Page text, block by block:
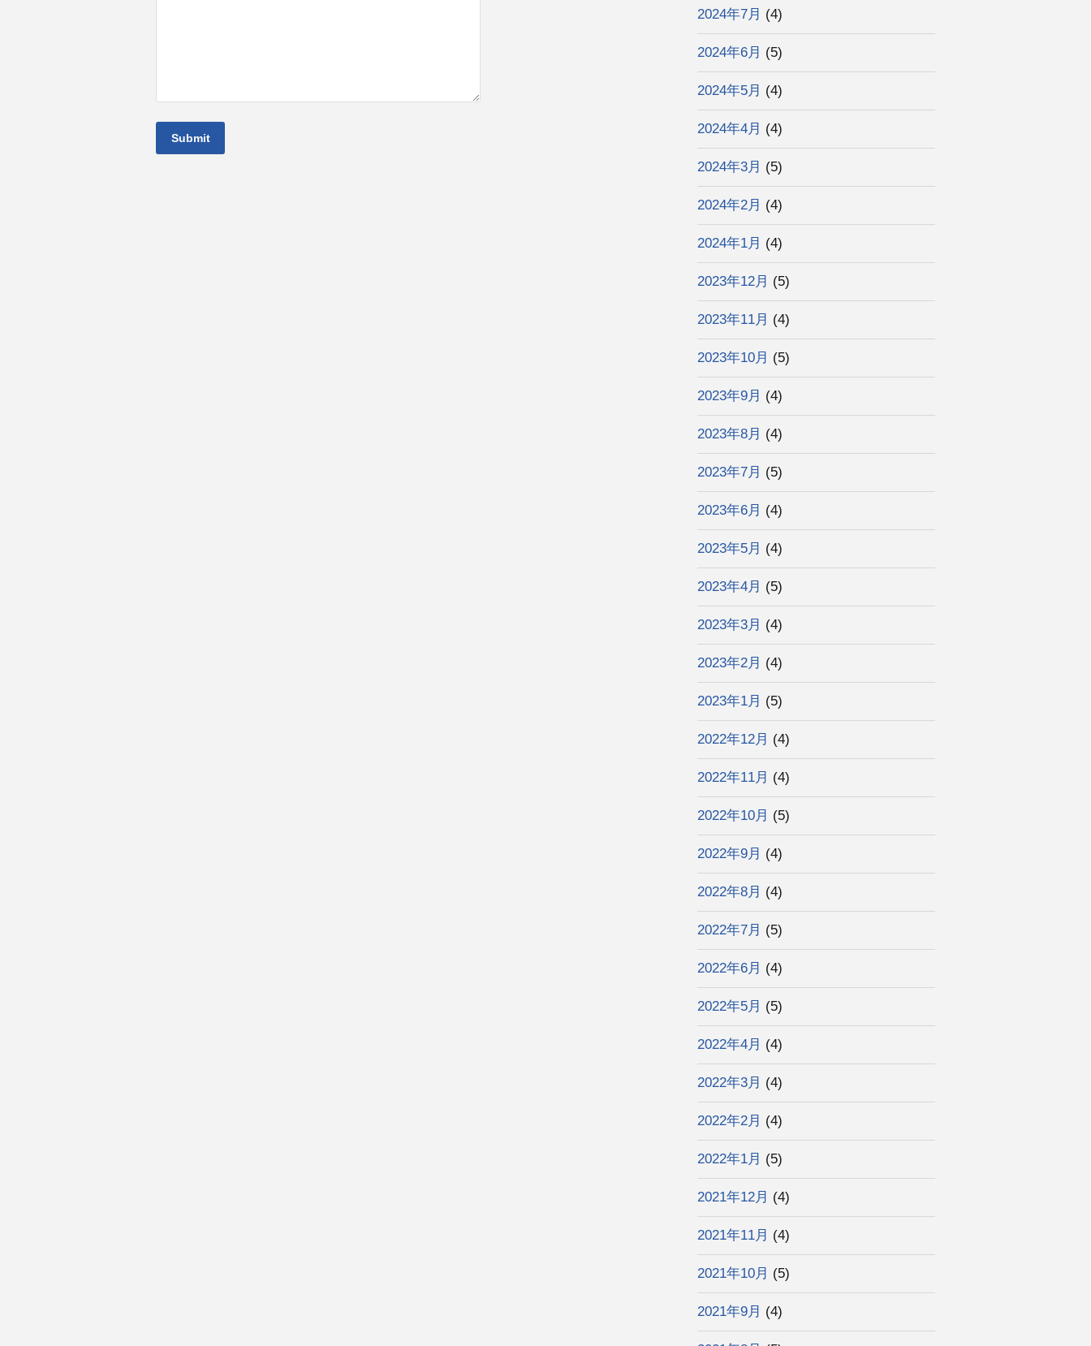
2024年7月 (4)
2024年6月 (5)
2024年5月 (4)
2024年4月 (4)
2024年3月 (5)
2024年2月 (4)
2024年1月 (4)
2023年12月 (5)
2023年11月 (4)
2023年10月 (5)
2023年9月 (4)
2023年8月 (4)
2023年7月 (5)
2023年6月 (4)
2023年5月 (4)
2023年4月 (5)
2023年3月 (4)
2023年2月 (4)
2023年1月 (5)
2022年12月 (4)
2022年11月 (4)
2022年10月 (5)
2022年9月 (4)
2022年8月 (4)
2022年7月 (5)
2022年6月 (4)
2022年5月 (5)
2022年4月 (4)
2022年3月 (4)
2022年2月 (4)
2022年1月 (5)
2021年12月 (4)
2021年11月 (4)
2021年10月 (5)
2021年9月 (4)